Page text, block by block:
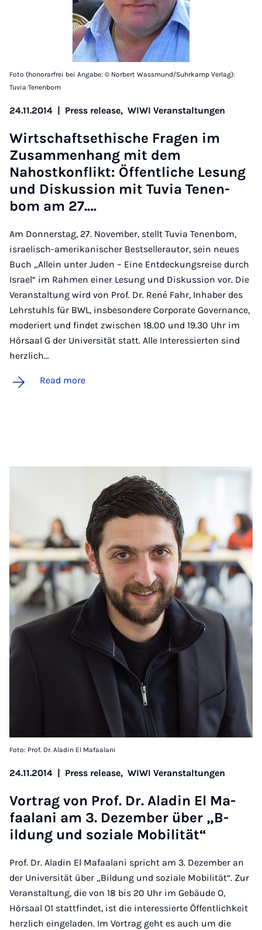
Foto (honorarfrei bei Angabe: © Norbert Wassmund/Suhrkamp Verlag):
Tuvia Tenenbom
24.11.2014 | Press release, WIWI Veranstaltungen
Wirtschaft­seth­is­che Fra­gen im
Zusam­men­hang mit dem
Nahostkon­f­likt: Öf­fent­liche Le­sung
und Diskus­­sion mit Tuvia Ten­en­
bom am 27.…
Am Donnerstag, 27. November, stellt Tuvia Tenenbom,
israelisch-amerikanischer Best­sellerautor, sein neues
Buch „Allein unter Juden – Eine Entdeckungsreise durch
Isra­el“ im Rahmen einer Lesung und Diskussion vor. Die
Veranstaltung wird von Prof. Dr. René Fahr, Inhaber des
Lehrstuhls für BWL, insbesondere Corporate Governance,
mo­deriert und findet zwischen 18.00 und 19.30 Uhr im
Hörsaal G der Universität statt. Alle Interessierten sind
herzlich…
Read more
Foto: Prof. Dr. Aladin El Mafaalani
24.11.2014 | Press release, WIWI Veranstaltungen
Vor­trag von Prof. Dr. Alad­in El Ma­
faalani am 3. Dezem­ber über „B­
ildung und soziale Mo­bil­ität“
Prof. Dr. Aladin El Mafaalani spricht am 3. Dezember an
der Universität über „Bildung und soziale Mobilität“. Zur
Veranstaltung, die von 18 bis 20 Uhr im Gebäude O,
Hörsaal O1 stattfindet, ist die interessierte Öffentlichkeit
herzlich eingeladen. Im Vortrag geht es auch um die